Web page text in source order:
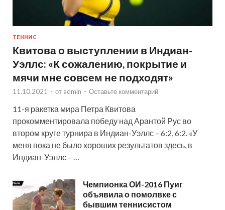
ТЕННИС
Квитова о выступлении в Индиан-
Уэллс: «К сожалению, покрытие и
мячи мне совсем не подходят»
11.10.2021 - от admin - Оставьте комментарий
11-я ракетка мира Петра Квитова
прокомментировала победу над Арантой Рус во
втором круге турнира в Индиан-Уэллс – 6:2, 6:2. «У
меня пока не было хороших результатов здесь, в
Индиан-Уэллс – …
Чемпионка ОИ-2016 Пуиг
объявила о помолвке с
бывшим теннисистом